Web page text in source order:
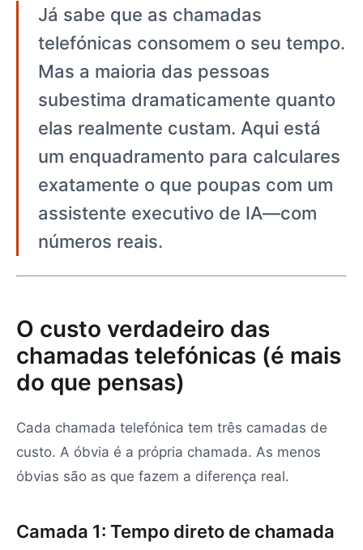
Já sabe que as chamadas
telefónicas consomem o seu tempo.
Mas a maioria das pessoas
subestima dramaticamente quanto
elas realmente custam. Aqui está
um enquadramento para calculares
exatamente o que poupas com um
assistente executivo de IA—com
números reais.
O custo verdadeiro das
chamadas telefónicas (é mais
do que pensas)
Cada chamada telefónica tem três camadas de
custo. A óbvia é a própria chamada. As menos
óbvias são as que fazem a diferença real.
Camada 1: Tempo direto de chamada